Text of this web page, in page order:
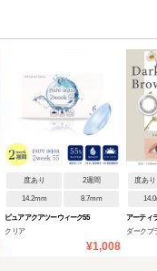
度あり 2週間
14.2mm 8.7mm
ピュアアクアツーウィーク55
クリア
¥1,008
度あ
アーティ
ダークブ